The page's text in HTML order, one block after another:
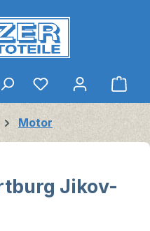
Motor
Jikov-